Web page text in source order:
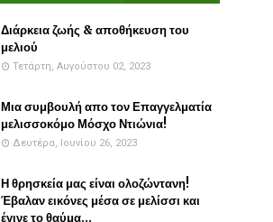
Διάρκεια ζωής & αποθήκευση του
μελιού
Τετάρτη, Αυγούστου 02, 2023
Μια συμβουλή απο τον Επαγγελματία
μελισσοκόμο Μόσχο Ντιώνια!
Δευτέρα, Ιουνίου 26, 2023
Η θρησκεία μας είναι ολοζώντανη!
Έβαλαν εικόνες μέσα σε μελίσσι και
έγινε το θαύμα...